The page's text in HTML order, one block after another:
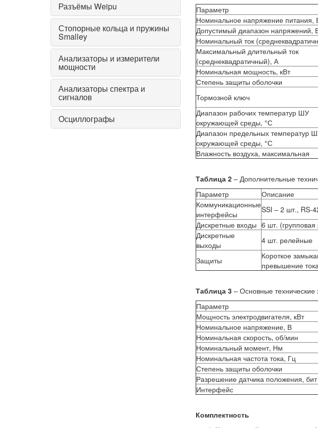
Разъёмы Weipu
Стопорные кольца и пружины
Smalley
Анализаторы и измерители
мощности
Анализаторы спектра и
сигналов
Осциллографы
Параметр
Номинальное напряжение питания,
Допустимый диапазон напряжений,
Номинальный ток
Максимальный длительный ток
(среднеквадратичный), А
Номинальная мощность, кВт
Степень защиты оболочки
Тормозной ключ
Диапазон рабочих температур ШУ
окружающей среды, °С
Диапазон предельных температур
окружающей среды, °С
Влажность воздуха, максимальная
Таблица 2– Дополнительные
Параметр
Описание
Коммуникационные
интерфейсы
SSI – 2 шт., RS-
Дискретные входы 6 шт. (групповая
Дискретные
выходы
4 шт. релейные
Защиты
Короткое
превышение
Таблица 3 – Основные технические
Параметр
Мощность электродвигателя, кВт
Номинальное напряжение, В
Номинальная скорость, об/мин
Номинальный момент, Нм
Номинальная частота тока, Гц
Степень защиты оболочки
Разрешение датчика положения, бит
Интерфейс
Комплектность